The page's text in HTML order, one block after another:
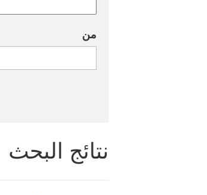
من
نتائج البحث